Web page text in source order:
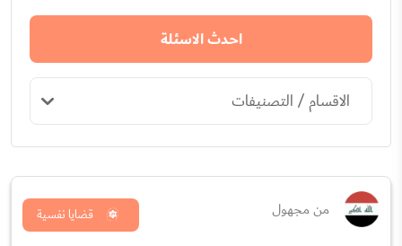
احدث الاسئلة
الاقسام / التصنيفات
من مجهول قضايا نفسية